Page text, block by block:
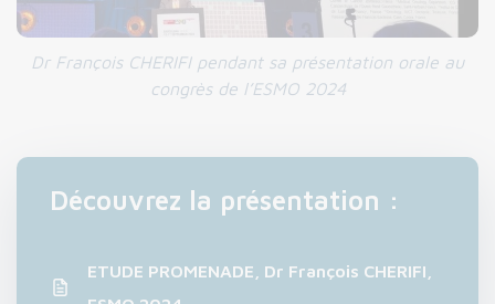
Dr François CHERIFI pendant sa présentation orale au
congrès de l’ESMO 2024
Découvrez la présentation :
ETUDE PROMENADE, Dr François CHERIFI,